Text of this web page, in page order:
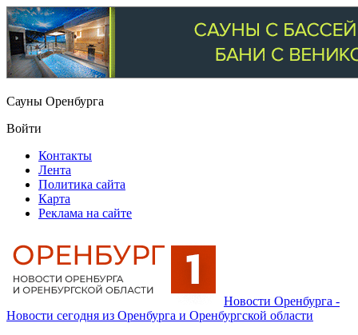
Сауны Оренбурга
Войти
Контакты
Лента
Политика сайта
Карта
Реклама на сайте
Новости Оренбурга -
Новости сегодня из Оренбурга и Оренбургской области